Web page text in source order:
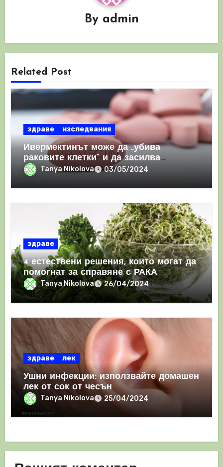
By admin
Related Post
здраве изследвания
Ивермектинът може да „убива
раковите клетки“ и да засилва
имунния отговор
Tanya Nikolova 03/05/2024
здраве
4 естествени решения, които могат да
помогнат за справяне с РАКА
Tanya Nikolova 26/04/2024
здраве лек
Ушни инфекции: използвайте домашен
лек от сок от чесън
Tanya Nikolova 25/04/2024